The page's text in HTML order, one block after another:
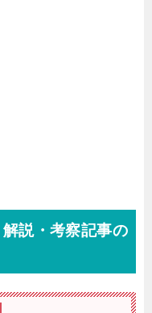
解説・考察記事の